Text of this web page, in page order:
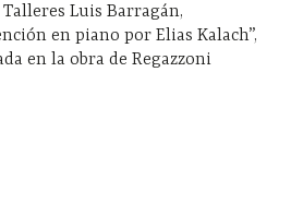
Luis Barragán,
en piano por Elias Kalach”,
en la obra de Regazzoni